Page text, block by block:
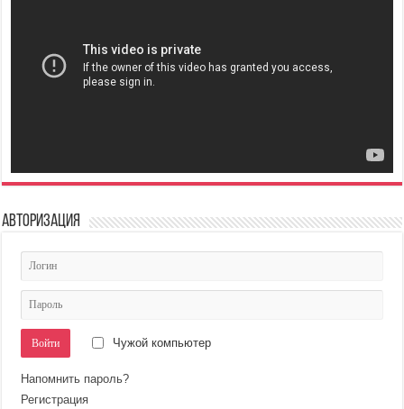
Авторизация
Чужой компьютер
Напомнить пароль?
Регистрация